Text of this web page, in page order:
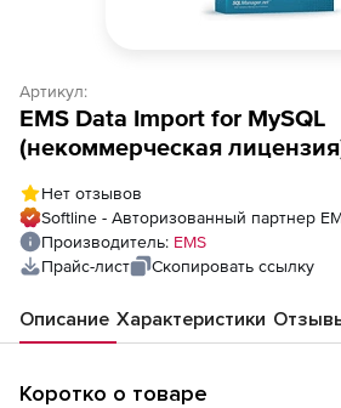
Артикул:
EMS Data Import for MySQL
(некоммерческая
Нет отзывов
Softline - Авторизованный партнер
Производитель: EMS
Прайс-лист
Скопировать ссылку
Описание Характеристики
Коротко о товаре